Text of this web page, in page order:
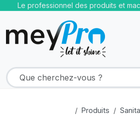
Le professionnel des produits et
Produits